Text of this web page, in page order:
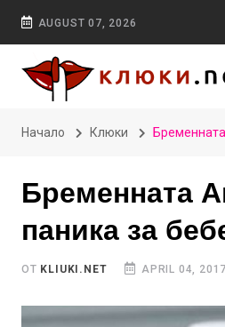
AUGUST 07, 2026
Начало Клюки
Бременната
паника за
ОТ KLIUKI.NET APRIL 04, 2017